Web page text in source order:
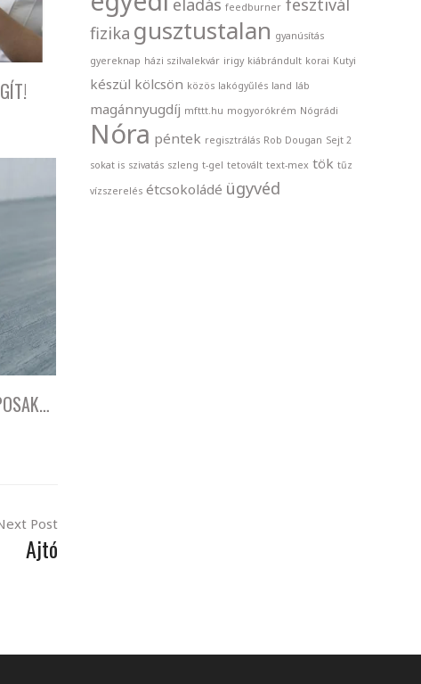
Post
Ajtó
feedburner
fizika gusztustalan gyanúsítás
gyereknap házi szilvalekvár irigy kiábrándult korai Kutyi
készül kölcsön közös lakógyűlés land láb
magánnyugdíj mfttt.hu mogyorókrém Nógrádi
Nóra péntek regisztrálás Rob Dougan Sejt 2
sokat is szivatás szleng t-gel tetovált text-mex tök tűz
vízszerelés étcsokoládé ügyvéd